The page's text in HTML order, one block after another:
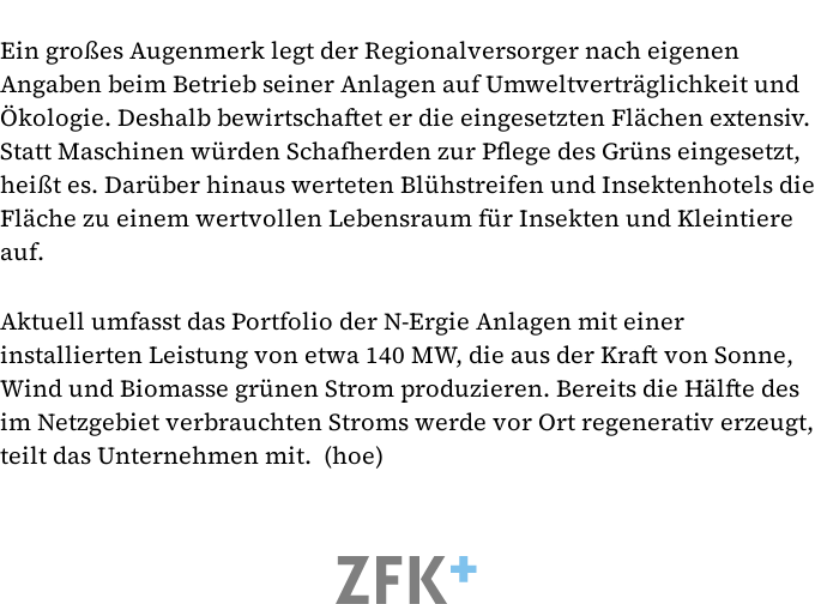
Ein großes Augenmerk legt der Regionalversorger nach eigenen
Angaben beim Betrieb seiner Anlagen auf Umweltverträglichkeit und
Ökologie. Deshalb bewirtschaftet er die eingesetzten Flächen extensiv.
Statt Maschinen würden Schafherden zur Pflege des Grüns eingesetzt,
heißt es. Darüber hinaus werteten Blühstreifen und Insektenhotels die
Fläche zu einem wertvollen Lebensraum für Insekten und Kleintiere
auf.
Aktuell umfasst das Portfolio der N-Ergie Anlagen mit einer
installierten Leistung von etwa 140 MW, die aus der Kraft von Sonne,
Wind und Biomasse grünen Strom produzieren. Bereits die Hälfte des
im Netzgebiet verbrauchten Stroms werde vor Ort regenerativ erzeugt,
teilt das Unternehmen mit. (hoe)